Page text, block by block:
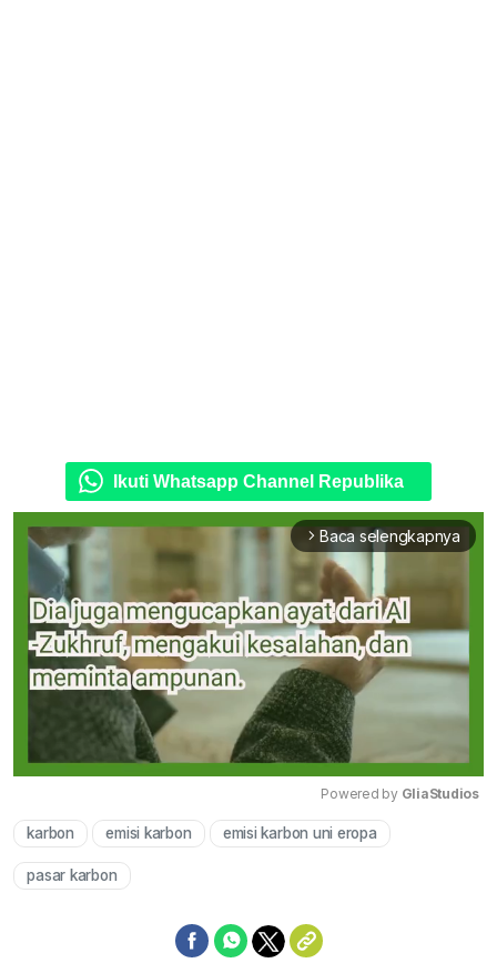
Ikuti Whatsapp Channel Republika
arrow_forward_ios Baca selengkapnya
Powered by GliaStudios
karbon emisi karbon emisi karbon uni eropa
pasar karbon